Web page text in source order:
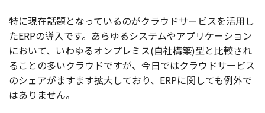
特に現在話題となっているのがクラウドサービスを活用し
たERPの導入です。あらゆるシステムやアプリケーション
において、いわゆるオンプレミス(自社構築)型と比較され
ることの多いクラウドですが、今日ではクラウドサービス
のシェアがますます拡大しており、ERPに関しても例外で
はありません。